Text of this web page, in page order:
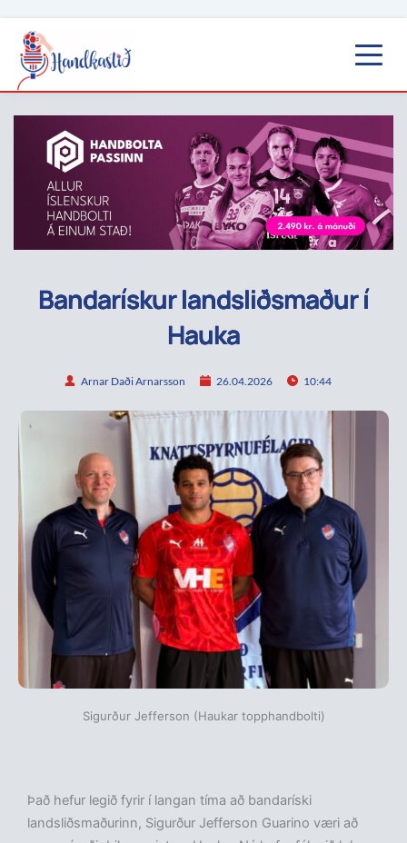
Bandarískur landsliðsmaður í
Hauka
Arnar Daði Arnarsson 26.04.2026 10:44
Sigurður Jefferson (Haukar topphandbolti)
Það hefur legið fyrir í langan tíma að bandaríski
landsliðsmaðurinn, Sigurður Jefferson Guarino væri að